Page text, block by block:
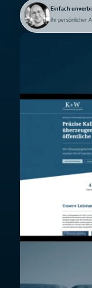
Einfach
Ihr persönlicher